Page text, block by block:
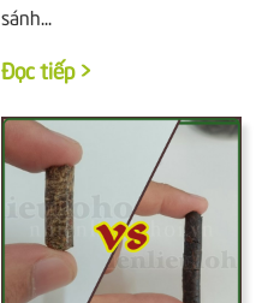
sánh...
Đọc tiếp >